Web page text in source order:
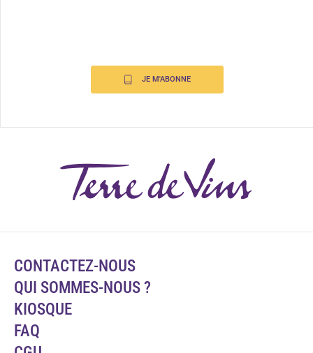
JE M'ABONNE
CONTACTEZ-NOUS
QUI SOMMES-NOUS ?
KIOSQUE
FAQ